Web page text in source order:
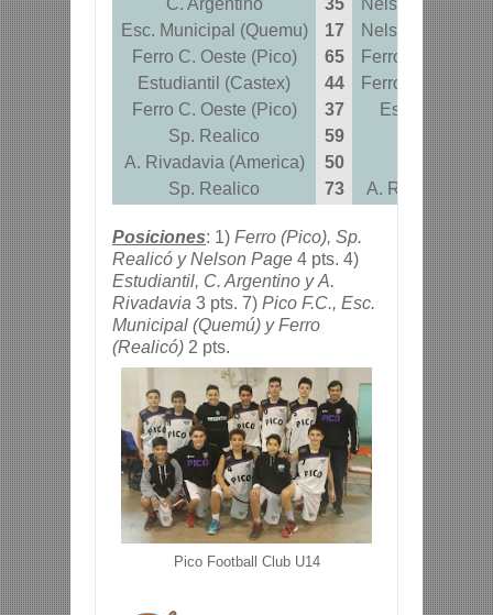
C. Argentino
35
Nelson T. Page
Esc. Municipal (Quemu)
17
Nelson T. Page
Ferro C. Oeste (Pico)
65
Ferro C. Oeste
Estudiantil (Castex)
44
Ferro C. Oeste
Ferro C. Oeste (Pico)
37
Estudiantil
Sp. Realico
59
Pico F.
A. Rivadavia (America)
50
Pico F.
Sp. Realico
73 A. Rivadavia
Posiciones: 1) Ferro (Pico), Sp.
Realicó y Nelson Page 4 pts. 4)
Estudiantil, C. Argentino yA.
Rivadavia 3 pts. 7) Pico F.C., Esc.
Municipal (Quemú) y Ferro
(Realicó) 2 pts.
Pico Football Club U14